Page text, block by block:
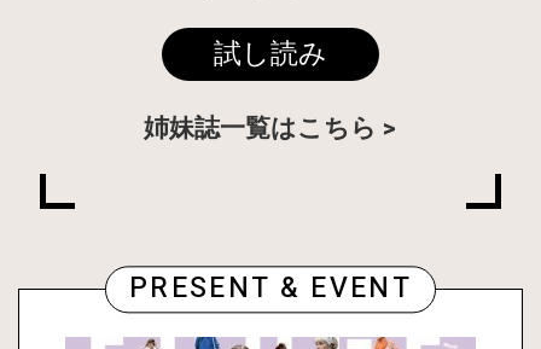
試し読み
姉妹誌一覧はこちら
PRESENT & EVENT